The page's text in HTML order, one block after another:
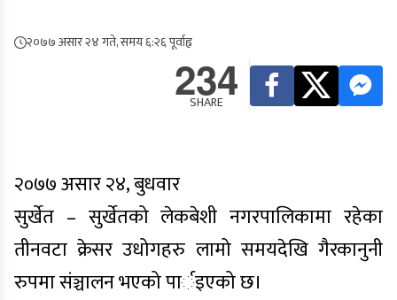
२०७७ असार २४ गते, समय ६:२६ पूर्वाह्न
234
SHARE
२०७७ असार २४, बुधवार
सुर्खेत – सुर्खेतको लेकबेशी नगरपालिकामा रहेका
तीनवटा क्रेसर उधोगहरु लामो समयदेखि गैरकानुनी
रुपमा संञ्चालन भएको पार्इएको छ।